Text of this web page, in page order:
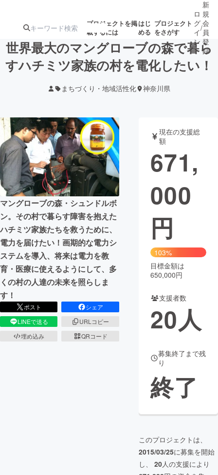
プロジェクトを掲
載するには
はじ
める
プロジェクト
をさがす
ターン
注目の新着プロ
ジェクト
募集終了が近いプ
ロジェクト
アート・写真 音楽
テクノロジー・ガジェット ゲーム・サ
映像・映画
ビジネス・起業
まちづくり・地域活性化
CAMPFIRE for Social Good
CAMPFIRE Creation
CAMPFIREふるさと納税
コミュニティ
ロ
グ
イ
ン
/
新
規
会
員
登
録
世界最大のマングローブの森で暮ら
すハチミツ家族の村を電化したい！
まちづくり・地域活性化 神奈川県
マングローブの森・シュンドルボ
ン。その村で暮らす障害を抱えた
ハチミツ家族たちを救うために、
電力を届けたい！画期的な電力シ
ステムを導入、将来は電力を教
育・医療に使えるようにして、多
くの村の人達の未来を照らしま
す！
ポスト
シェア
LINEで送る
URLコピー
埋め込み
QRコード
現在の支援総
額
671,
000
円
103%
目標金額は
650,000円
支援者数
20人
募集終了まで残
り
終了
このプロジェクトは、
2015/03/25に募集を開始
し、 20人の支援により